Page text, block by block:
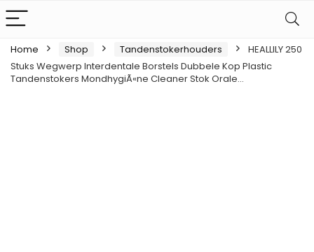
Home Shop Tandenstokerhouders
HEALLILY 250
Stuks Wegwerp Interdentale Borstels Dubbele Kop Plastic
Tandenstokers MondhygiÃ«ne Cleaner Stok Orale…